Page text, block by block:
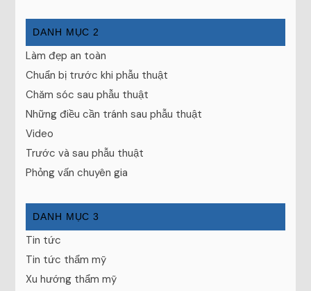
DANH MỤC 2
Làm đẹp an toàn
Chuẩn bị trước khi phẫu thuật
Chăm sóc sau phẫu thuật
Những điều cần tránh sau phẫu thuật
Video
Trước và sau phẫu thuật
Phỏng vấn chuyên gia
DANH MỤC 3
Tin tức
Tin tức thẩm mỹ
Xu hướng thẩm mỹ